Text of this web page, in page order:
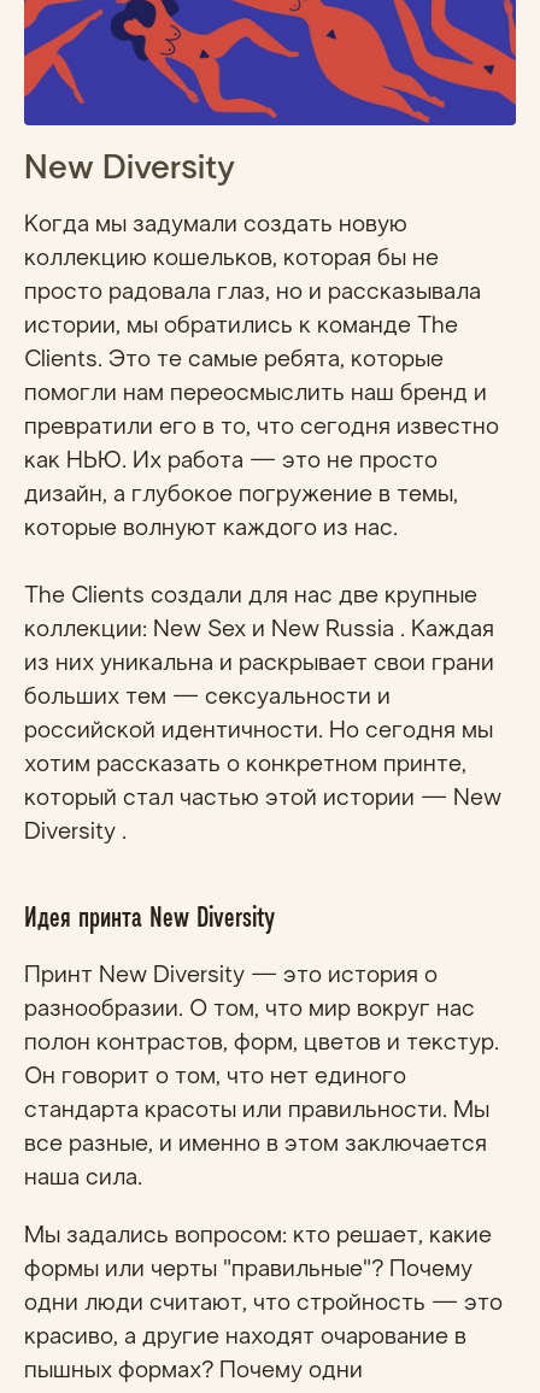
New Diversity
Когда мы задумали создать новую
коллекцию кошельков, которая бы не
просто радовала глаз, но и рассказывала
истории, мы обратились к команде The
Clients. Это те самые ребята, которые
помогли нам переосмыслить наш бренд и
превратили его в то, что сегодня известно
как НЬЮ. Их работа — это не просто
дизайн, а глубокое погружение в темы,
которые волнуют каждого из нас.
The Clients создали для нас две крупные
коллекции: New Sex и New Russia . Каждая
из них уникальна и раскрывает свои грани
больших тем — сексуальности и
российской идентичности. Но сегодня мы
хотим рассказать о конкретном принте,
который стал частью этой истории — New
Diversity .
Идея принта New Diversity
Принт New Diversity — это история о
разнообразии. О том, что мир вокруг нас
полон контрастов, форм, цветов и текстур.
Он говорит о том, что нет единого
стандарта красоты или правильности. Мы
все разные, и именно в этом заключается
наша сила.
Мы задались вопросом: кто решает, какие
формы или черты "правильные"? Почему
одни люди считают, что стройность — это
красиво, а другие находят очарование в
пышных формах? Почему одни